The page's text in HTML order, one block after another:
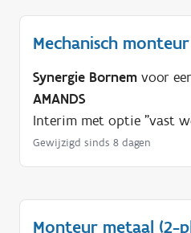
Mechanisch monteur
Synergie Bornem voor
AMANDS
Interim met optie "vast
Gewijzigd sinds 8 dagen
Monteur metaal (2-